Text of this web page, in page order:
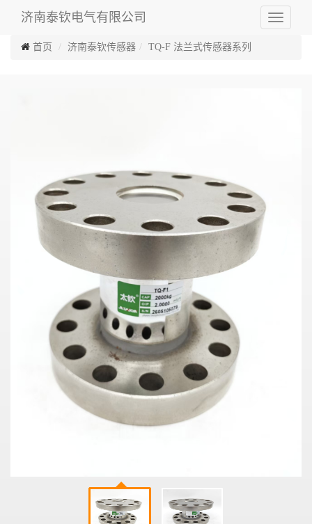
济南泰钦电气有限公司
Toggle
首页
济南泰钦传感器 TQ-F 法兰式传感器系列